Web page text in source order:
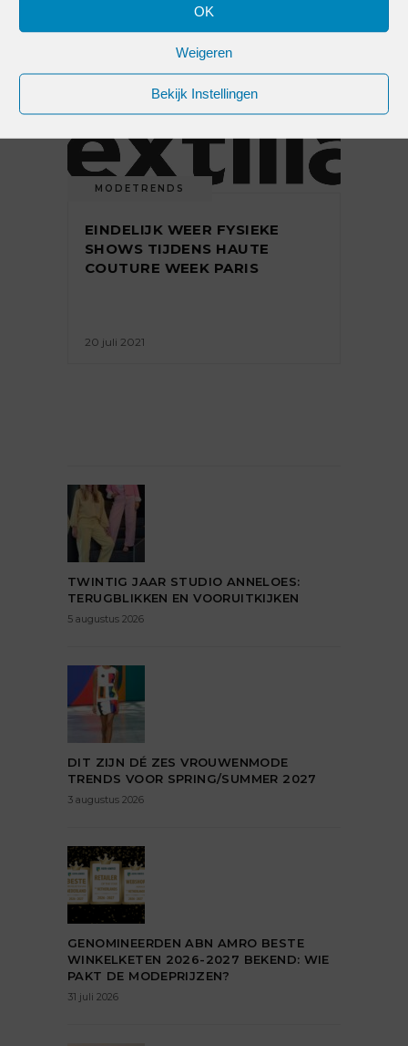
OK
Weigeren
Bekijk Instellingen
MODETRENDS
EINDELIJK WEER FYSIEKE
SHOWS TIJDENS HAUTE
COUTURE WEEK PARIS
20 juli 2021
TWINTIG JAAR STUDIO ANNELOES:
TERUGBLIKKEN EN VOORUITKIJKEN
5 augustus 2026
DIT ZIJN DÉ ZES VROUWENMODE
TRENDS VOOR SPRING/SUMMER 2027
3 augustus 2026
GENOMINEERDEN ABN AMRO BESTE
WINKELKETEN 2026-2027 BEKEND: WIE
PAKT DE MODEPRIJZEN?
31 juli 2026